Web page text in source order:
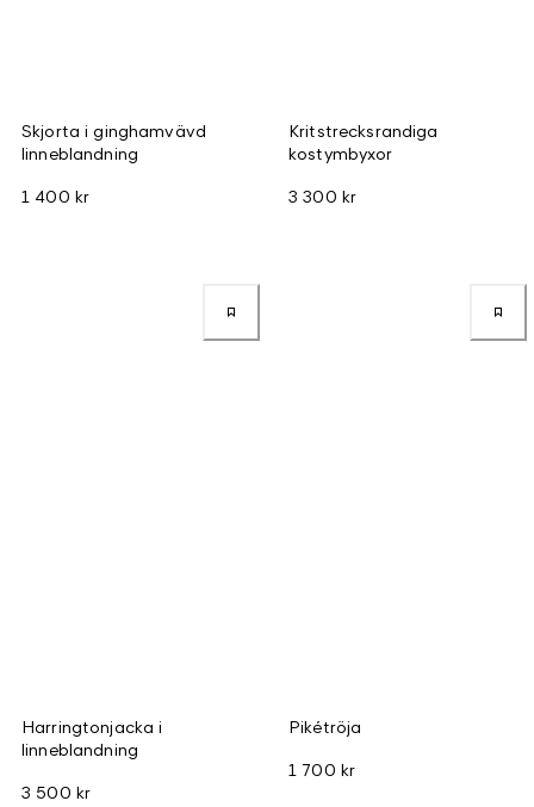
Skjorta i ginghamvävd
linneblandning
1 400 kr
Kritstrecksrandiga
kostymbyxor
3 300 kr
Harringtonjacka i
linneblandning
3 500 kr
Pikétröja
1 700 kr